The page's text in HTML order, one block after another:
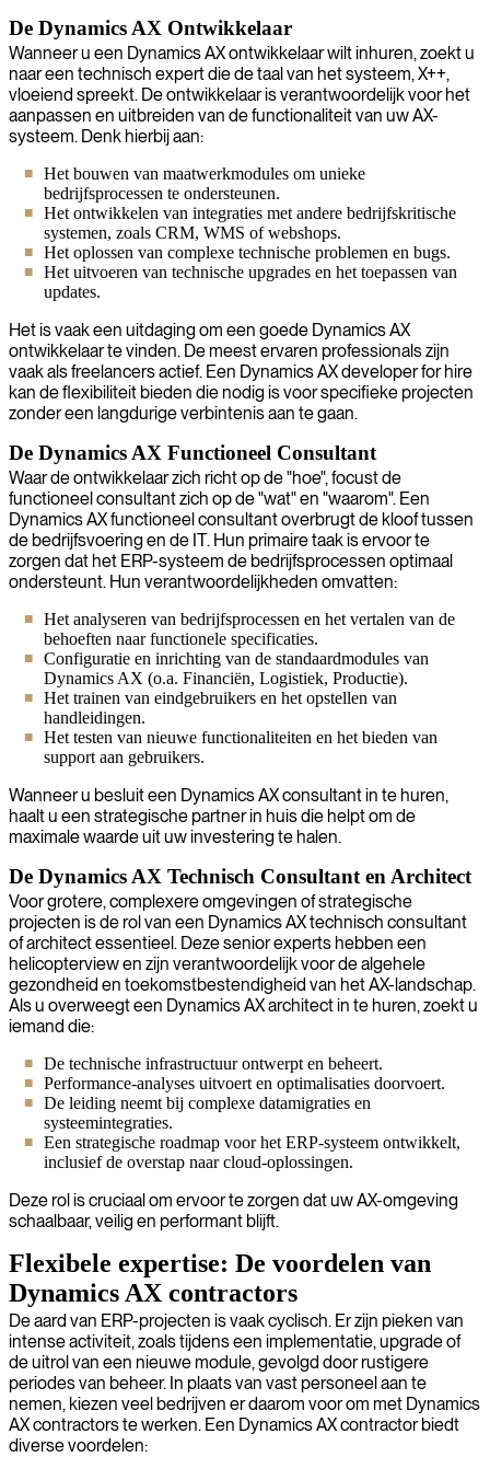
De Dynamics AX Ontwikkelaar
Wanneer u een Dynamics AX ontwikkelaar wilt inhuren, zoekt u
naar een technisch expert die de taal van het systeem, X++,
vloeiend spreekt. De ontwikkelaar is verantwoordelijk voor het
aanpassen en uitbreiden van de functionaliteit van uw AX-
systeem. Denk hierbij aan:
Het bouwen van maatwerkmodules om unieke
bedrijfsprocessen te ondersteunen.
Het ontwikkelen van integraties met andere bedrijfskritische
systemen, zoals CRM, WMS of webshops.
Het oplossen van complexe technische problemen en bugs.
Het uitvoeren van technische upgrades en het toepassen van
updates.
Het is vaak een uitdaging om een goede Dynamics AX
ontwikkelaar te vinden. De meest ervaren professionals zijn
vaak als freelancers actief. Een Dynamics AX developer for hire
kan de flexibiliteit bieden die nodig is voor specifieke projecten
zonder een langdurige verbintenis aan te gaan.
De Dynamics AX Functioneel Consultant
Waar de ontwikkelaar zich richt op de "hoe", focust de
functioneel consultant zich op de "wat" en "waarom". Een
Dynamics AX functioneel consultant overbrugt de kloof tussen
de bedrijfsvoering en de IT. Hun primaire taak is ervoor te
zorgen dat het ERP-systeem de bedrijfsprocessen optimaal
ondersteunt. Hun verantwoordelijkheden omvatten:
Het analyseren van bedrijfsprocessen en het vertalen van de
behoeften naar functionele specificaties.
Configuratie en inrichting van de standaardmodules van
Dynamics AX (o.a. Financiën, Logistiek, Productie).
Het trainen van eindgebruikers en het opstellen van
handleidingen.
Het testen van nieuwe functionaliteiten en het bieden van
support aan gebruikers.
Wanneer u besluit een Dynamics AX consultant in te huren,
haalt u een strategische partner in huis die helpt om de
maximale waarde uit uw investering te halen.
De Dynamics AX Technisch Consultant en Architect
Voor grotere, complexere omgevingen of strategische
projecten is de rol van een Dynamics AX technisch consultant
of architect essentieel. Deze senior experts hebben een
helicopterview en zijn verantwoordelijk voor de algehele
gezondheid en toekomstbestendigheid van het AX-landschap.
Als u overweegt een Dynamics AX architect in te huren, zoekt u
iemand die:
De technische infrastructuur ontwerpt en beheert.
Performance-analyses uitvoert en optimalisaties doorvoert.
De leiding neemt bij complexe datamigraties en
systeemintegraties.
Een strategische roadmap voor het ERP-systeem ontwikkelt,
inclusief de overstap naar cloud-oplossingen.
Deze rol is cruciaal om ervoor te zorgen dat uw AX-omgeving
schaalbaar, veilig en performant blijft.
Flexibele expertise: De voordelen van
Dynamics AX contractors
De aard van ERP-projecten is vaak cyclisch. Er zijn pieken van
intense activiteit, zoals tijdens een implementatie, upgrade of
de uitrol van een nieuwe module, gevolgd door rustigere
periodes van beheer. In plaats van vast personeel aan te
nemen, kiezen veel bedrijven er daarom voor om met Dynamics
AX contractors te werken. Een Dynamics AX contractor biedt
diverse voordelen: